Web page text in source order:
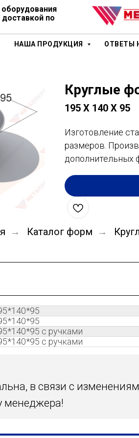
по
НАША ПРОДУКЦИЯ ОТВЕТЫ
Круглые
195 Х 140 Х 95
Изготовление
размеров.
дополнительных
→ Каталог форм →
с ручками
с ручками
в связи с
менеджера!